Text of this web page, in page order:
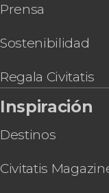
Malta Discount
Comino
Prensa
Sostenibilidad
Regala Civitatis
Inspiración
Destinos
Civitatis